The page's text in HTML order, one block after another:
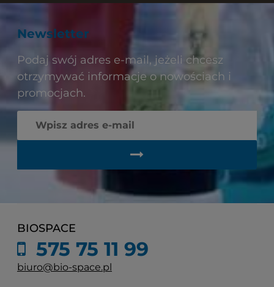
Newsletter
Podaj swój adres e-mail, jeżeli chcesz
otrzymywać informacje o nowościach i
promocjach.
BIOSPACE
575 75 11 99
biuro@bio-space.pl